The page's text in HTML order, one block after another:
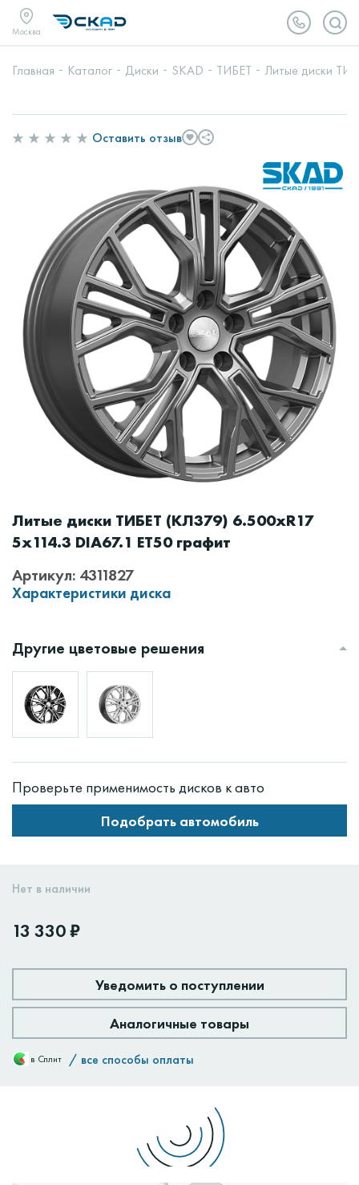
Москва
Главная Каталог Диски SKAD ТИБЕТ Литые диски
Оставить отзыв
Литые диски ТИБЕТ (КЛ379) 6.500xR17
5x114.3 DIA67.1 ET50 графит
Артикул: 4311827
Характеристики диска
Проверьте применимость дисков к авто
Подобрать автомобиль
Нет в наличии
13 330 ₽
Уведомить о поступлении
Аналогичные товары
в Сплит / все способы оплаты
Другие цветовые решения